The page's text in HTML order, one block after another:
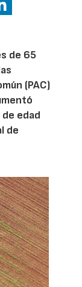
de 65
(PAC)
edad
de